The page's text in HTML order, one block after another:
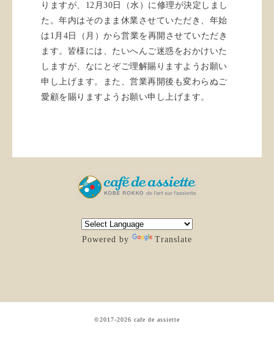
りますが、12月30日（水）に修理が決定しまし
た。年内はそのまま休業させていただき、年始
は1月4日（月）から営業を再開させていただき
ます。皆様には、たいへんご迷惑をおかけいた
しますが、なにとぞご理解賜りますようお願い
申し上げます。また、営業再開後も変わらぬご
愛顧を賜りますようお願い申し上げます。
Powered by Translate
©2017-2026 cafe de assiette